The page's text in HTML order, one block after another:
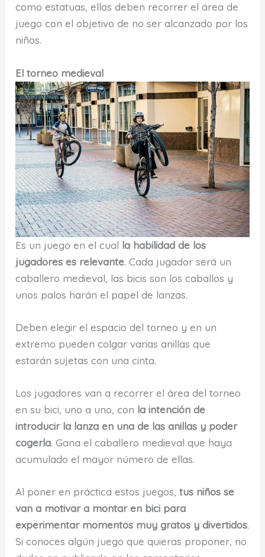
como estatuas, ellos deben recorrer el área de
juego con el objetivo de no ser alcanzado por los
niños.
El torneo medieval
Es un juego en el cual la habilidad de los
jugadores es relevante. Cada jugador será un
caballero medieval, las bicis son los caballos y
unos palos harán el papel de lanzas.
Deben elegir el espacio del torneo y en un
extremo pueden colgar varias anillas que
estarán sujetas con una cinta.
Los jugadores van a recorrer el área del torneo
en su bici, uno a uno, con la intención de
introducir la lanza en una de las anillas y poder
cogerla. Gana el caballero medieval que haya
acumulado el mayor número de ellas.
Al poner en práctica estos juegos,tus niños se
van a motivar a montar en bici para
experimentar momentos muy gratos y divertidos.
Si conoces algún juego que quieras proponer, no